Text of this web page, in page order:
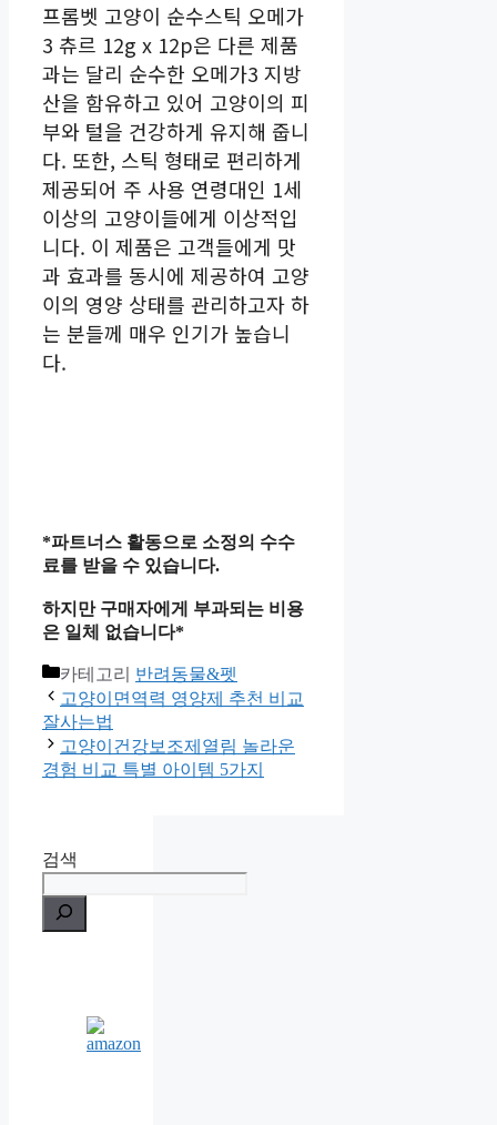
프롬벳 고양이 순수스틱 오메가
3 츄르 12g x 12p은 다른 제품
과는 달리 순수한 오메가3 지방
산을 함유하고 있어 고양이의 피
부와 털을 건강하게 유지해 줍니
다. 또한, 스틱 형태로 편리하게
제공되어 주 사용 연령대인 1세
이상의 고양이들에게 이상적입
니다. 이 제품은 고객들에게 맛
과 효과를 동시에 제공하여 고양
이의 영양 상태를 관리하고자 하
는 분들께 매우 인기가 높습니
다.
*파트너스 활동으로 소정의 수수
료를 받을 수 있습니다.
하지만 구매자에게 부과되는 비용
은 일체 없습니다*
카테고리 반려동물&펫
고양이면역력 영양제 추천 비교
잘사는법
고양이건강보조제열림 놀라운
경험 비교 특별 아이템 5가지
검색